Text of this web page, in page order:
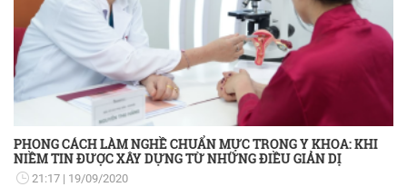
PHONG CÁCH LÀM NGHỀ CHUẨN MỰC TRONG Y KHOA: KHI
NIỀM TIN ĐƯỢC XÂY DỰNG TỪ NHỮNG ĐIỀU GIẢN DỊ
21:17 19/09/2020